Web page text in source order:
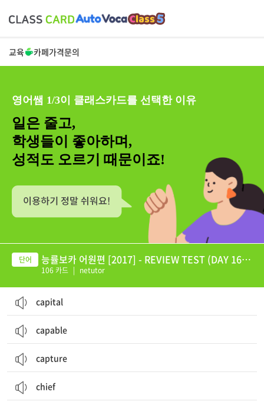
교육 카페가격문의
영어쌤 1/3이 클래스카드를 선택한 이유
일은 줄고,
학생들이 좋아하며,
성적도 오르기 때문이죠!
능률보카 어원편 [2017] - REVIEW TEST (DAY 16-2
0)
106 카드 | netutor
capital
capable
capture
chief